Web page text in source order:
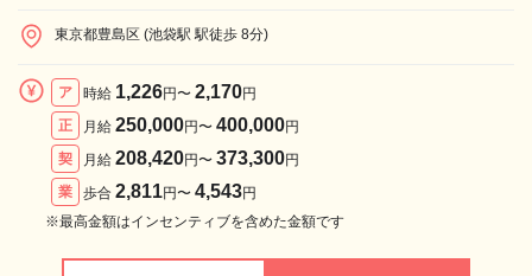
東京都豊島区 (池袋駅 駅徒歩 8分)
ア 時給 1,226円〜 2,170円
正
月給 250,000円〜 400,000円
契
月給 208,420円〜 373,300円
業
歩合 2,811円〜 4,543円
※最高金額はインセンティブを含めた金額です